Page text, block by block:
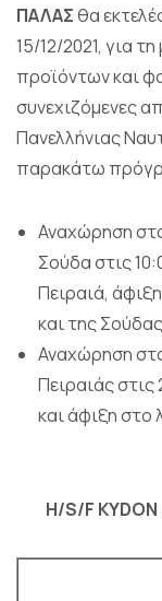
ΠΑΛΑΣθα
15/12/2021, για
προϊόντων και
συνεχιζόμενες
Πανελλήνιας
παρακάτω
Αναχώρηση
Σούδα στις
Πειραιά,
και της
Αναχώρηση
Πειραιάς
και άφιξη στο
H/S/F KYDON